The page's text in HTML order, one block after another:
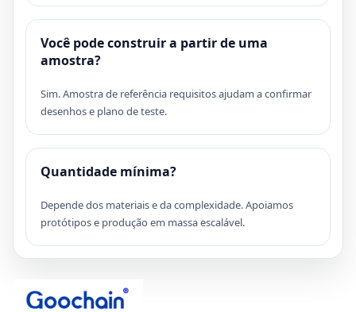
Você pode construir a partir de uma
amostra?
Sim. Amostra de referência requisitos ajudam a confirmar
desenhos e plano de teste.
Quantidade mínima?
Depende dos materiais e da complexidade. Apoiamos
protótipos e produção em massa escalável.